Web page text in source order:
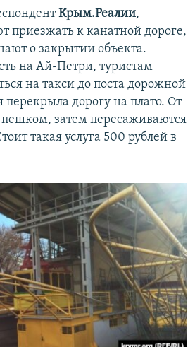
Крым.Реалии,
приезжать к канатной дороге,
о закрытии объекта.
на Ай-Петри, туристам
на такси до поста дорожной
дорогу на плато. От
пешком, затем пересаживаются
такая услуга 500 рублей в